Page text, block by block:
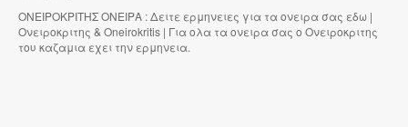
ΟΝΕΙΡΟΚΡΙΤΗΣ ΟΝΕΙΡΑ : Δειτε ερμηνειες για τα ονειρα σας εδω |
Ονειροκριτης & Oneirokritis | Για ολα τα ονειρα σας ο Ονειροκριτης
του καζαμια εχει την ερμηνεια.